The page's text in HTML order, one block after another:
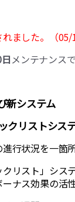
ました。（05/
メンテナンス
新システム
クリストシス
進行状況を一箇
クリスト」シ
ナス効果の活